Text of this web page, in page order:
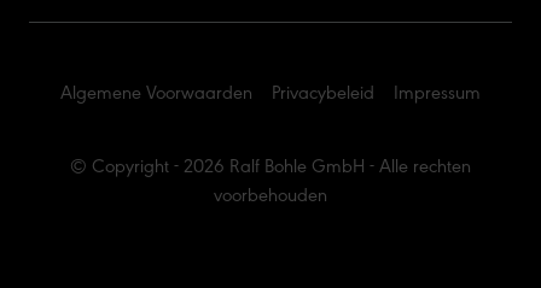
© Copyright - 2026 Ralf Bohle GmbH - Alle rechten
voorbehouden
Algemene Voorwaarden Privacybeleid Impressum